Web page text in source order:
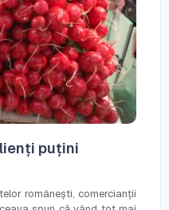
puțini
românești, comercianții